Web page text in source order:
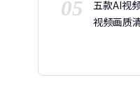
05
五款AI视
视频画质